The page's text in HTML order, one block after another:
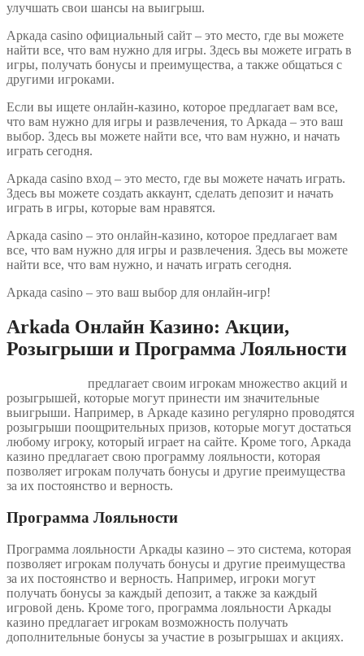
улучшать свои шансы на выигрыш.
Аркада casino официальный сайт – это место, где вы можете
найти все, что вам нужно для игры. Здесь вы можете играть в
игры, получать бонусы и преимущества, а также общаться с
другими игроками.
Если вы ищете онлайн-казино, которое предлагает вам все,
что вам нужно для игры и развлечения, то Аркада – это ваш
выбор. Здесь вы можете найти все, что вам нужно, и начать
играть сегодня.
Аркада casino вход – это место, где вы можете начать играть.
Здесь вы можете создать аккаунт, сделать депозит и начать
играть в игры, которые вам нравятся.
Аркада casino – это онлайн-казино, которое предлагает вам
все, что вам нужно для игры и развлечения. Здесь вы можете
найти все, что вам нужно, и начать играть сегодня.
Аркада casino – это ваш выбор для онлайн-игр!
Arkada Онлайн Казино: Акции,
Розыгрыши и Программа Лояльности
предлагает своим игрокам множество акций и
розыгрышей, которые могут принести им значительные
выигрыши. Например, в Аркаде казино регулярно проводятся
розыгрыши поощрительных призов, которые могут достаться
любому игроку, который играет на сайте. Кроме того, Аркада
казино предлагает свою программу лояльности, которая
позволяет игрокам получать бонусы и другие преимущества
за их постоянство и верность.
Программа Лояльности
Программа лояльности Аркады казино – это система, которая
позволяет игрокам получать бонусы и другие преимущества
за их постоянство и верность. Например, игроки могут
получать бонусы за каждый депозит, а также за каждый
игровой день. Кроме того, программа лояльности Аркады
казино предлагает игрокам возможность получать
дополнительные бонусы за участие в розыгрышах и акциях.